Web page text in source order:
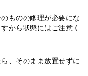
ものの修理が必要にな
から状態にはご注意く
、そのまま放置せずに